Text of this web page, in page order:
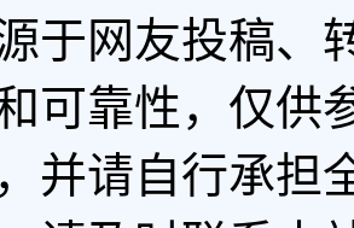
于网友投稿、
可靠性，仅供
并请自行承担